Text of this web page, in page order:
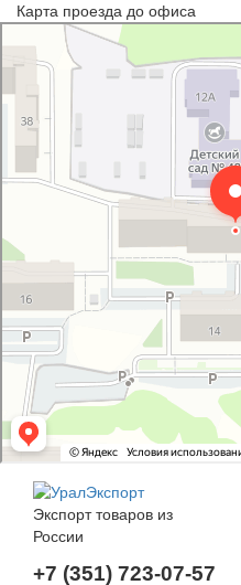
Карта проезда до офиса
УралЭкспорт
Железнодорожная техника и
Экспорт товаров из
России
+7 (351) 723-07-57